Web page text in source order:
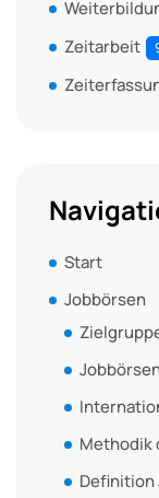
Zeitarbeit
Start
Jobbörsen
Methodik
Definition